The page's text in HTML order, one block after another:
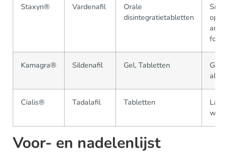
Staxyn® Vardenafil
Orale
disintegratietabletten
Kamagra® Sildenafil Gel, Tabletten
Cialis® Tadalafil Tabletten
Voor- en nadelenlijst